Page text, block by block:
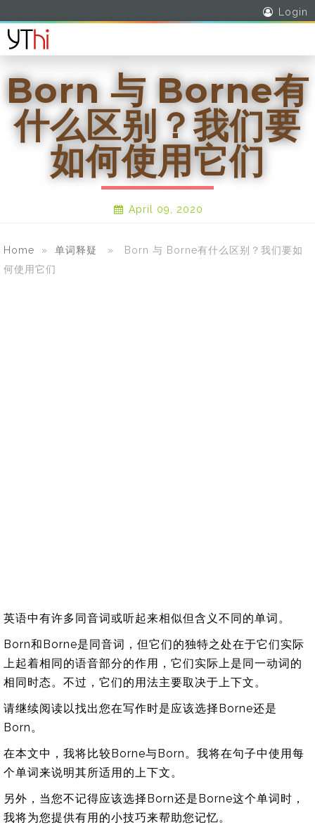
Login
Born 与 Borne有
什么区别？我们要
如何使用它们
April 09, 2020
Home » 单词释疑
» Born 与 Borne有什么区别？我们要如
何使用它们
英语中有许多同音词或听起来相似但含义不同的单词。
Born和Borne是同音词，但它们的独特之处在于它们实际
上起着相同的语音部分的作用，它们实际上是同一动词的
相同时态。不过，它们的用法主要取决于上下文。
请继续阅读以找出您在写作时是应该选择Borne还是
Born。
在本文中，我将比较Borne与Born。我将在句子中使用每
个单词来说明其所适用的上下文。
另外，当您不记得应该选择Born还是Borne这个单词时，
我将为您提供有用的小技巧来帮助您记忆。